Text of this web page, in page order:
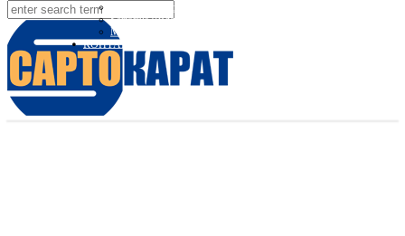
Вебинары Sartorius и Minebea Intec
Sartorius Видео
Minebea Intec Видео
КОНТАКТЫ